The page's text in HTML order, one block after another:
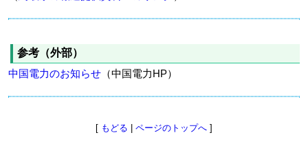
参考（外部）
中国電力のお知らせ （中国電力HP）
[ もどる ページのトップへ ]